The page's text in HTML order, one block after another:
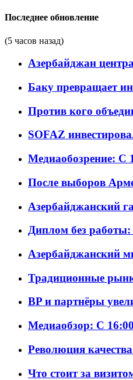
Последнее обновление
(5 часов назад)
Азербайджан
Баку превращает
Против кого
SOFAZ
Медиаобозрение: С
После выборов
Азербайджанский
Диплом без работы:
Азербайджанский
Традиционные
BP и партнёры
Медиаобзор: С 16:00
Революция
Что стоит за